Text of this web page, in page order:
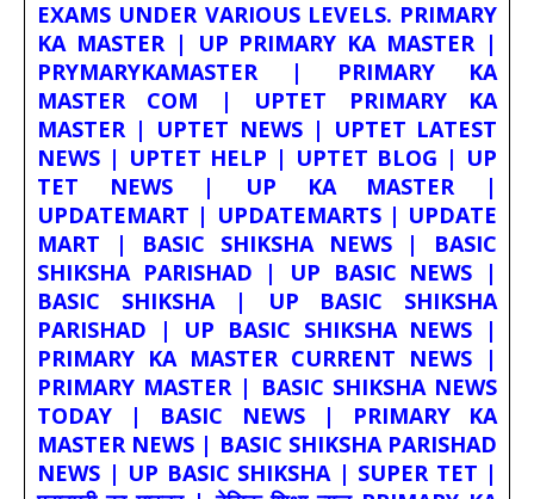
EXAMS UNDER VARIOUS LEVELS. PRIMARY
KA MASTER | UP PRIMARY KA MASTER |
PRYMARYKAMASTER | PRIMARY KA
MASTER COM | UPTET PRIMARY KA
MASTER | UPTET NEWS | UPTET LATEST
NEWS | UPTET HELP | UPTET BLOG | UP
TET NEWS | UP KA MASTER |
UPDATEMART | UPDATEMARTS | UPDATE
MART | BASIC SHIKSHA NEWS | BASIC
SHIKSHA PARISHAD | UP BASIC NEWS |
BASIC SHIKSHA | UP BASIC SHIKSHA
PARISHAD | UP BASIC SHIKSHA NEWS |
PRIMARY KA MASTER CURRENT NEWS |
PRIMARY MASTER | BASIC SHIKSHA NEWS
TODAY | BASIC NEWS | PRIMARY KA
MASTER NEWS | BASIC SHIKSHA PARISHAD
NEWS | UP BASIC SHIKSHA | SUPER TET |